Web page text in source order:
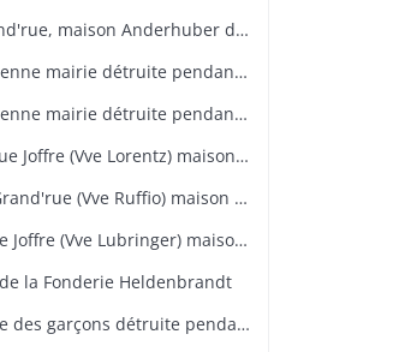
Bitschwiller-les-Thann : Grand'rue, maison Anderhuber détruite pendant la guerre
Bitschwiller-les-Thann : ancienne mairie détruite pendant la guerre
Bitschwiller-les-Thann : ancienne mairie détruite pendant la guerre
Bitschwiller-les-Thann : 10 rue Joffre (Vve Lorentz) maison détruite pendant la guerre
Bitschwiller-les-Thann : 47 Grand'rue (Vve Ruffio) maison détruite pendant la guerre
Bitschwiller-les-Thann : 5 rue Joffre (Vve Lubringer) maison détruite pendant la guerre
la Fonderie Heldenbrandt
Bitschwiller-les-Thann : école des garçons détruite pendant la guerre